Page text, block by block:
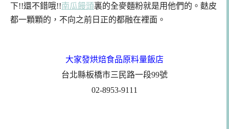
下!!還不錯哦!!南瓜饅頭裏的全麥麵粉就是用他們的。麩皮
都一顆顆的，不向之前日正的都融在裡面。
大家發烘焙食品原料量飯店
台北縣板橋市三民路一段99號
02-8953-9111